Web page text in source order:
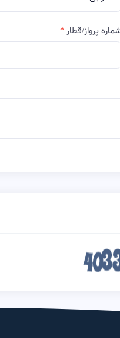
پرواز/قطار